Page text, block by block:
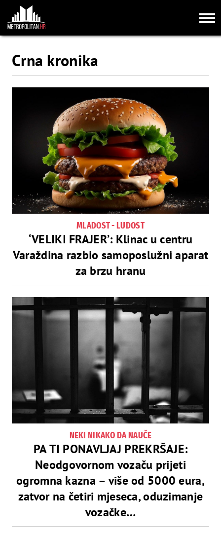
Crna kronika
MLADOST - LUDOST
‘VELIKI FRAJER’: Klinac u centru
Varaždina razbio samoposlužni aparat
za brzu hranu
NEKI NIKAKO DA NAUČE
PA TI PONAVLJAJ PREKRŠAJE:
Neodgovornom vozaču prijeti
ogromna kazna – više od 5000 eura,
zatvor na četiri mjeseca, oduzimanje
vozačke…